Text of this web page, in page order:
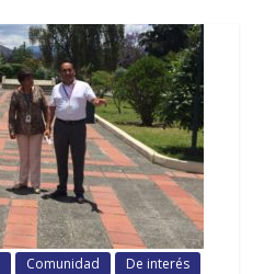
Comunidad
De interés